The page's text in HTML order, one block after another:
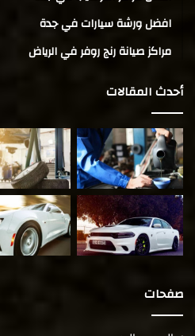
افضل ورشة سيارات في جدة
مراكز صيانة رنج روفر في الرياض
أحدث المقالات
صفحات